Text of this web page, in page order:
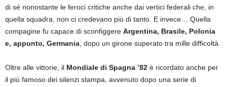
di sé nonostante le feroci critiche anche dai vertici federali che, in
quella squadra, non ci credevano più di tanto. E invece… Quella
compagine fu capace di sconfiggere Argentina, Brasile, Polonia
e, appunto, Germania, dopo un girone superato tra mille difficoltà.
Oltre alle vittorie, il Mondiale di Spagna ’82 è ricordato anche per
il più famoso dei silenzi stampa, avvenuto dopo una serie di